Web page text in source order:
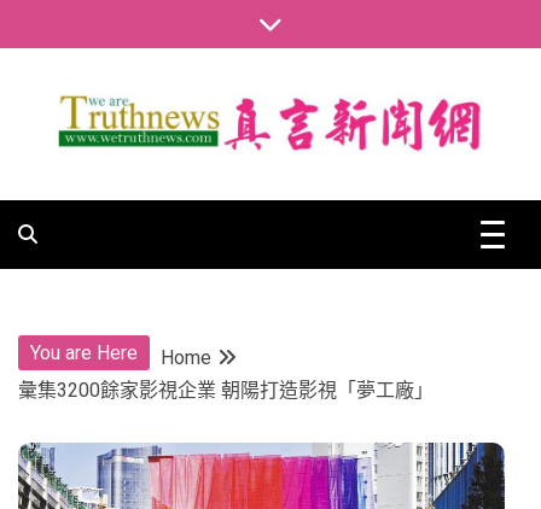
to
真言新聞網
You are Here
Home
彙集3200餘家影視企業 朝陽打造影視「夢工廠」